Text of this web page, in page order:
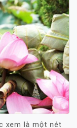
xem là một nét